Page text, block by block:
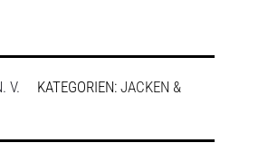
V. KATEGORIEN: JACKEN &